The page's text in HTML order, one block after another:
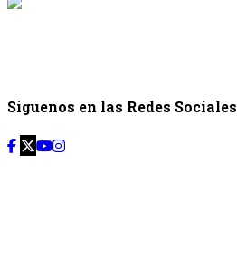
Síguenos en las Redes Sociales